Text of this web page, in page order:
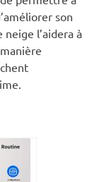
son
l’aidera à